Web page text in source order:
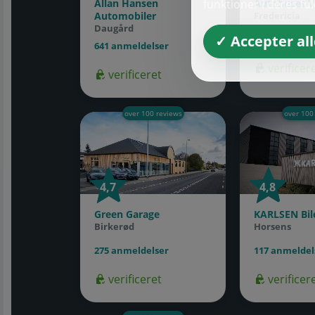
Allan Hansen
Automobiler
Daugård
641 anmeldelser
verificeret
Autohuset
339
4,7
4,7
over 100 reviews
Green Garage
Birkerød
275 anmeldelser
verificeret
4,8
4,8
over
KARLSEN
Horsens
117
funktioner i deres
✓ Accepter